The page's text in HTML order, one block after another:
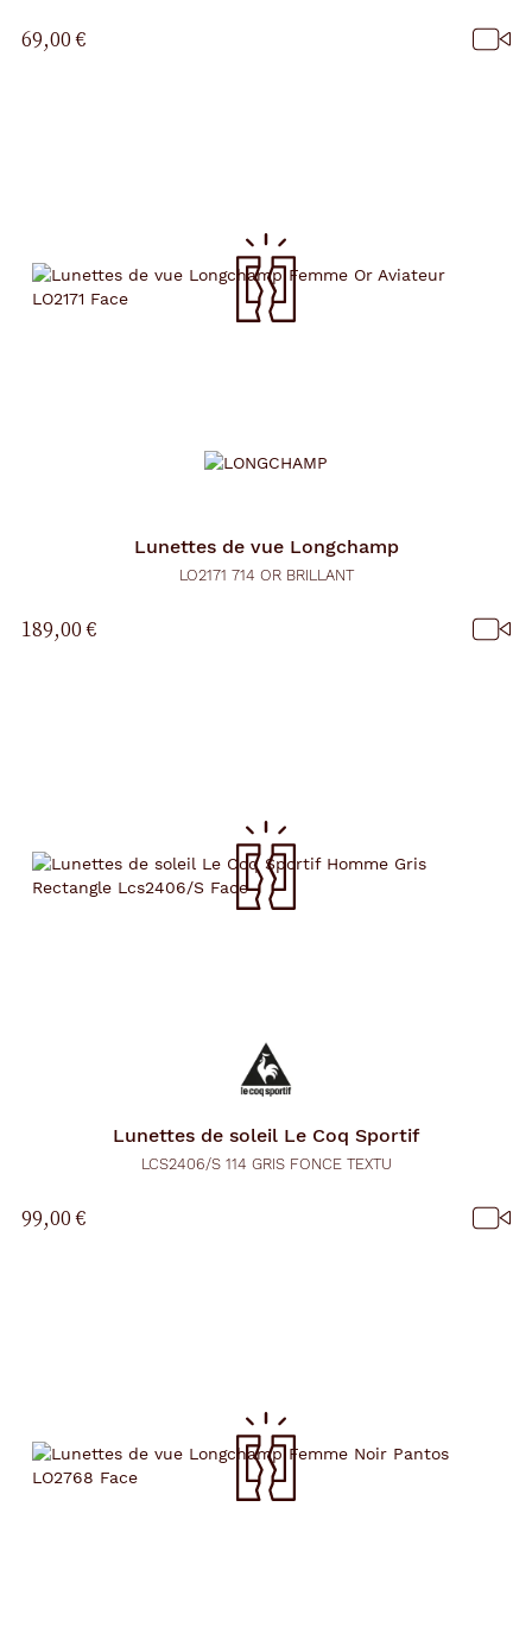
69,00 €
Lunettes de vue Longchamp
LO2171 714 OR BRILLANT
189,00 €
Lunettes de soleil Le Coq Sportif
LCS2406/S 114 GRIS FONCE TEXTU
99,00 €